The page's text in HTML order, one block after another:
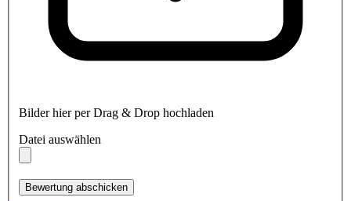
Bilder hier per Drag & Drop hochladen
Datei auswählen
Bewertung abschicken